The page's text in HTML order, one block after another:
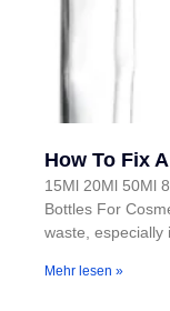
How To Fix
15Ml 20Ml 50Ml
Bottles For
waste, especially
Mehr lesen »